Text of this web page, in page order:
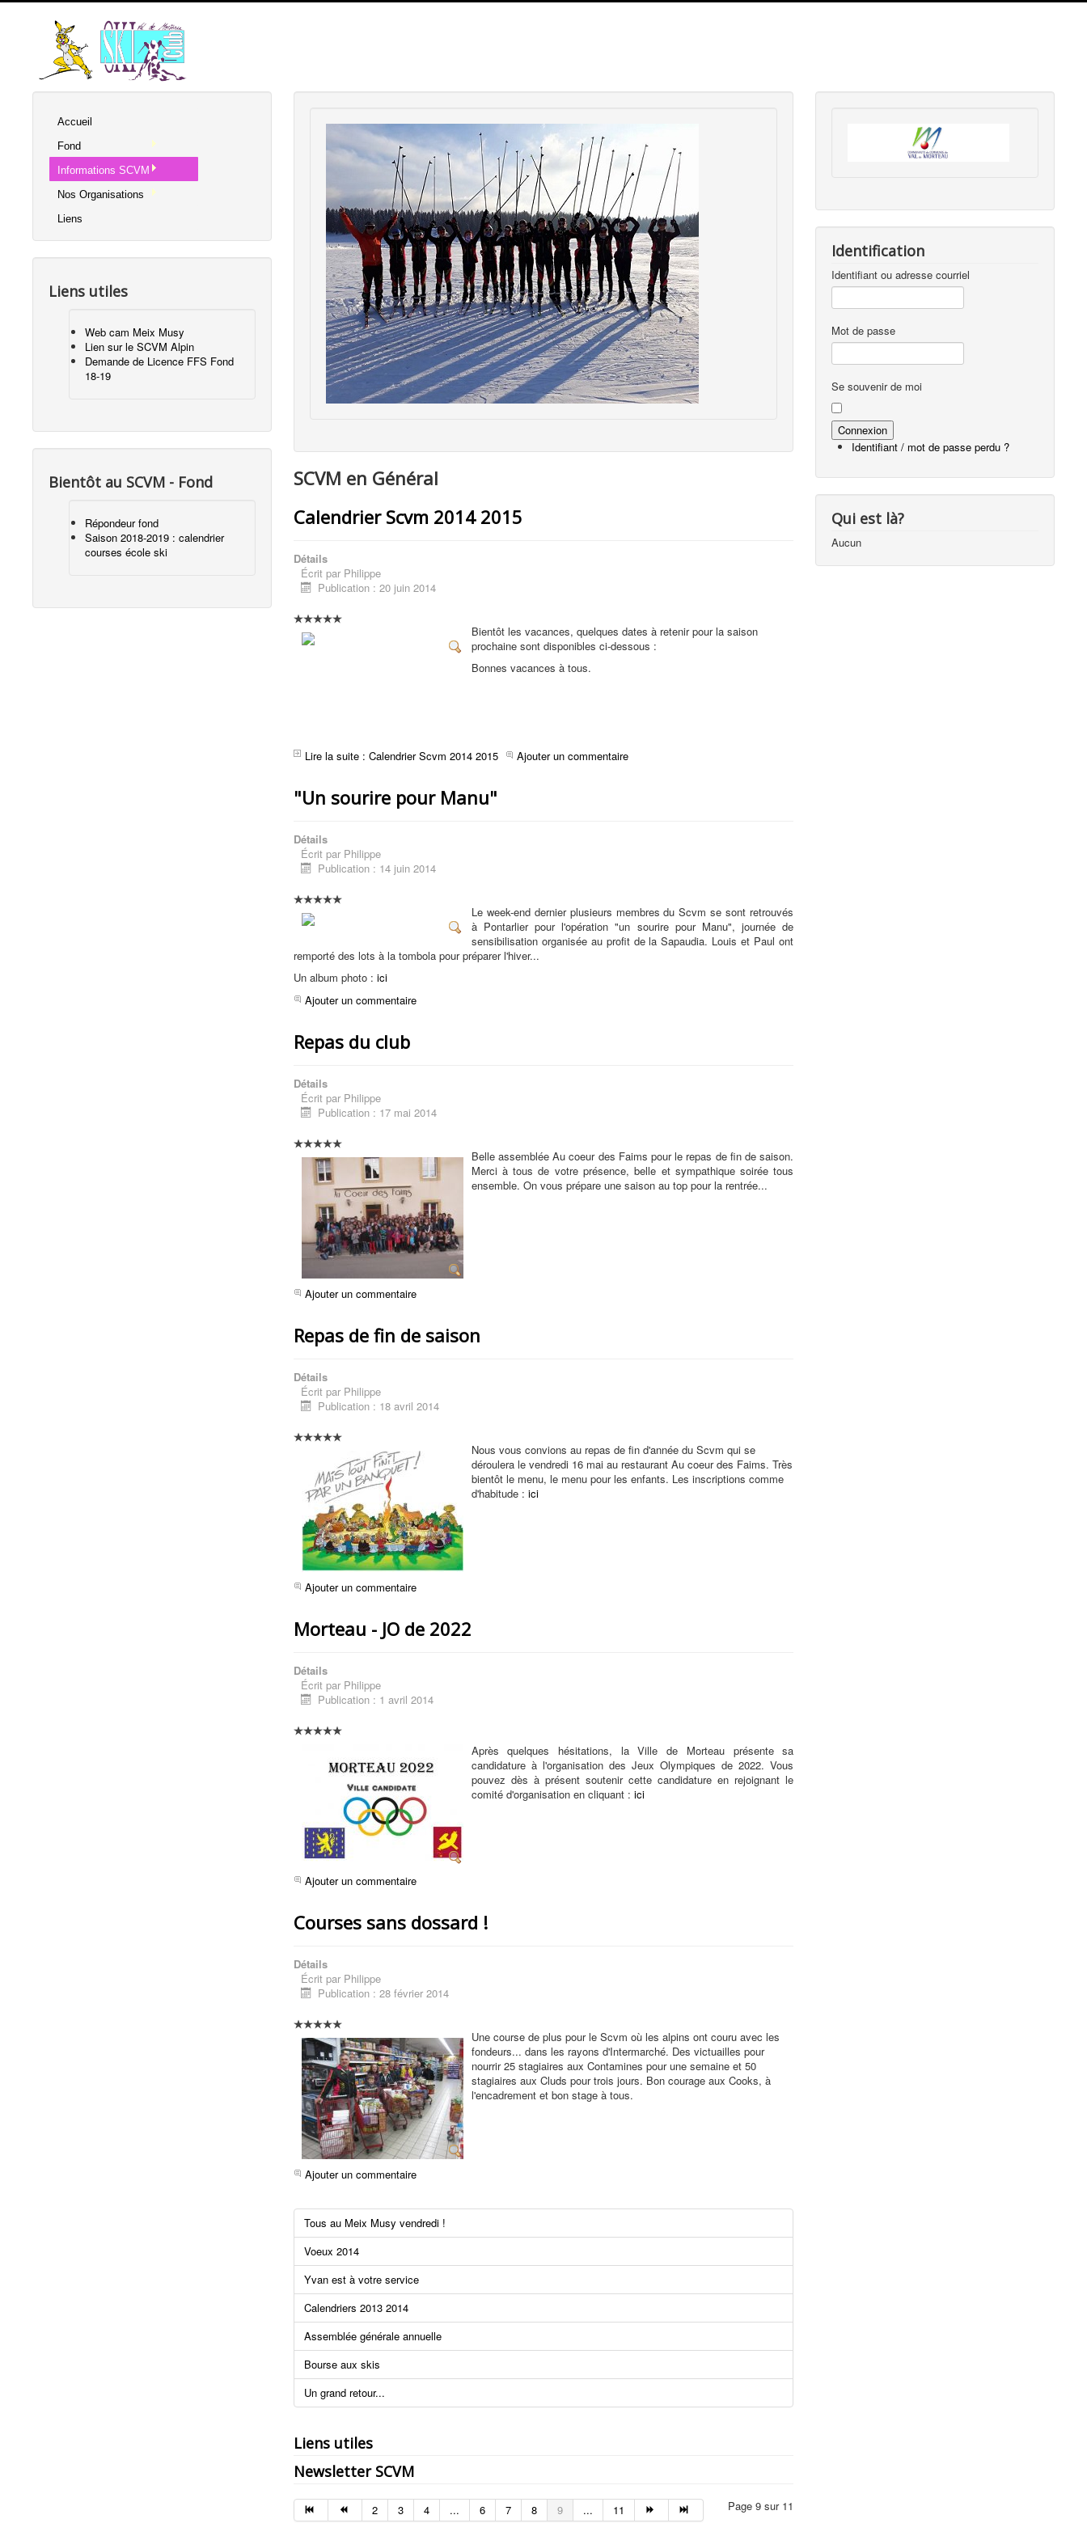
Accueil
Fond
Informations SCVM
Nos Organisations
Liens
Liens utiles
Web cam Meix Musy
Lien sur le SCVM Alpin
Demande de Licence FFS Fond
18-19
Bientôt au SCVM - Fond
Répondeur fond
Saison 2018-2019 : calendrier
courses école ski
SCVM en Général
Calendrier Scvm 2014 2015
Détails
Écrit par Philippe
Publication : 20 juin 2014
Bientôt les vacances, quelques dates à retenir pour la saison
prochaine sont disponibles ci-dessous :
Bonnes vacances à tous.
Lire la suite : Calendrier Scvm 2014 2015 Ajouter un commentaire
"Un sourire pour Manu"
Détails
Écrit par Philippe
Publication : 14 juin 2014
Le week-end dernier plusieurs membres du Scvm se sont retrouvés
à Pontarlier pour l'opération "un sourire pour Manu", journée de
sensibilisation organisée au profit de la Sapaudia. Louis et Paul ont
remporté des lots à la tombola pour préparer l'hiver...
Un album photo : ici
Ajouter un commentaire
Repas du club
Détails
Écrit par Philippe
Publication : 17 mai 2014
Belle assemblée Au coeur des Faims pour le repas de fin de saison.
Merci à tous de votre présence, belle et sympathique soirée tous
ensemble. On vous prépare une saison au top pour la rentrée...
Ajouter un commentaire
Repas de fin de saison
Détails
Écrit par Philippe
Publication : 18 avril 2014
Nous vous convions au repas de fin d'année du Scvm qui se
déroulera le vendredi 16 mai au restaurant Au coeur des Faims. Très
bientôt le menu, le menu pour les enfants. Les inscriptions comme
d'habitude : ici
Ajouter un commentaire
Morteau - JO de 2022
Détails
Écrit par Philippe
Publication : 1 avril 2014
Après quelques hésitations, la Ville de Morteau présente sa
candidature à l'organisation des Jeux Olympiques de 2022. Vous
pouvez dès à présent soutenir cette candidature en rejoignant le
comité d'organisation en cliquant : ici
Ajouter un commentaire
Courses sans dossard !
Détails
Écrit par Philippe
Publication : 28 février 2014
Une course de plus pour le Scvm où les alpins ont couru avec les
fondeurs... dans les rayons d'Intermarché. Des victuailles pour
nourrir 25 stagiaires aux Contamines pour une semaine et 50
stagiaires aux Cluds pour trois jours. Bon courage aux Cooks, à
l'encadrement et bon stage à tous.
Ajouter un commentaire
Tous au Meix Musy vendredi !
Voeux 2014
Yvan est à votre service
Calendriers 2013 2014
Assemblée générale annuelle
Bourse aux skis
Un grand retour...
Liens utiles
Newsletter SCVM
Page 9 sur 11
2 3 4 ... 6 7 8 9 ... 11
Identification
Identifiant ou adresse courriel
Mot de passe
Se souvenir de moi
Identifiant / mot de passe perdu ?
Qui est là?
Aucun